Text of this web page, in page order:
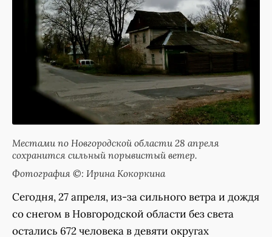
Местами по Новгородской области 28 апреля
сохранится сильный порывистый ветер.
Фотография ©: Ирина Кокоркина
Сегодня, 27 апреля, из-за сильного ветра и дождя
со снегом в Новгородской области без света
остались 672 человека в девяти округах